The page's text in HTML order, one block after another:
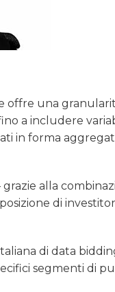
offre una
a includere
in forma
grazie alla
di
di data
segmenti di